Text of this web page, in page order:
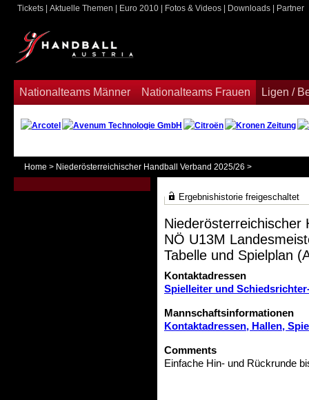
Nationalteams Männer Nationalteams Frauen Ligen /
Tickets Aktuelle Themen Euro 2010 Fotos & Videos Downloads Partner
Home > Niederösterreichischer Handball Verband 2025/26 >
Ergebnishistorie freigeschaltet
Niederösterreichischer
NÖ U13M
Tabelle und Spielplan
Kontaktadressen
Spielleiter und
Mannschaftsinformationen
Kontaktadressen, Hallen,
Comments
Einfache Hin- und Rückrunde